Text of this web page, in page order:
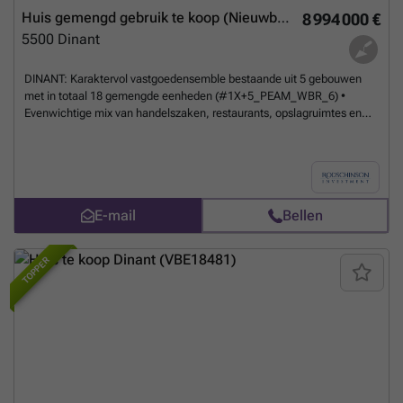
8 994 000 €
Huis gemengd gebruik te koop (Nieuwbouwproject)
5500 Dinant
DINANT: Karaktervol vastgoedensemble bestaande uit 5 gebouwen
met in totaal 18 gemengde eenheden (#1X+5_PEAM_WBR_6) •
Evenwichtige mix van handelszaken, restaurants, opslagruimtes en
handelszaken en restaurant): +/- 540.000€ • Indicatieve prijs
(rendement 6%): +/- 8.994.000€
E-mail Bellen
TOPPER